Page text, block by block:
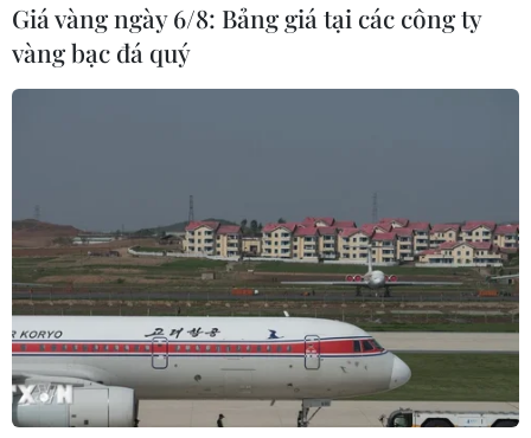
Giá vàng ngày 6/8: Bảng giá tại các công ty
vàng bạc đá quý